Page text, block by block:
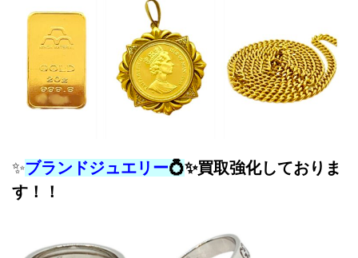
✨ブランドジュエリー💍✨買取強化しておりま
す！！